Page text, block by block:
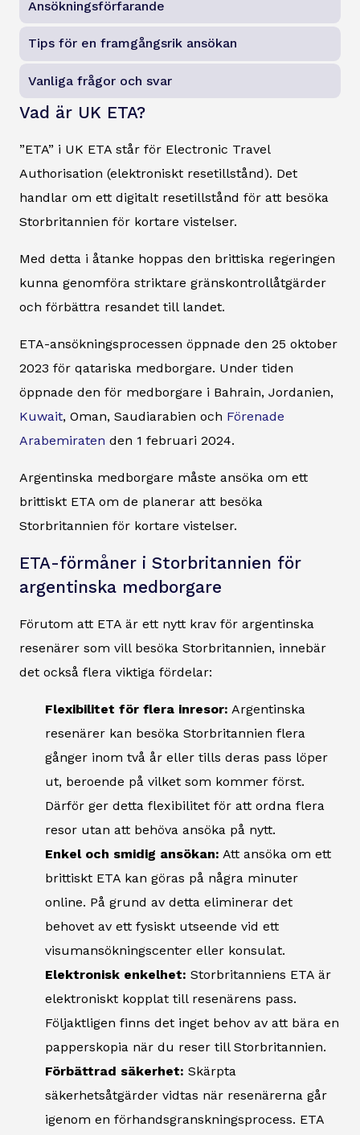
Ansökningsförfarande
Tips för en framgångsrik ansökan
Vanliga frågor och svar
Vad är UK ETA?
”ETA” i UK ETA står för Electronic Travel
Authorisation (elektroniskt resetillstånd). Det
handlar om ett digitalt resetillstånd för att besöka
Storbritannien för kortare vistelser.
Med detta i åtanke hoppas den brittiska regeringen
kunna genomföra striktare gränskontrollåtgärder
och förbättra resandet till landet.
ETA-ansökningsprocessen öppnade den 25 oktober
2023 för qatariska medborgare. Under tiden
öppnade den för medborgare i Bahrain, Jordanien,
Kuwait, Oman, Saudiarabien och Förenade
Arabemiraten den 1 februari 2024.
Argentinska medborgare måste ansöka om ett
brittiskt ETA om de planerar att besöka
Storbritannien för kortare vistelser.
ETA-förmåner i Storbritannien för
argentinska medborgare
Förutom att ETA är ett nytt krav för argentinska
resenärer som vill besöka Storbritannien, innebär
det också flera viktiga fördelar:
Flexibilitet för flera inresor: Argentinska
resenärer kan besöka Storbritannien flera
gånger inom två år eller tills deras pass löper
ut, beroende på vilket som kommer först.
Därför ger detta flexibilitet för att ordna flera
resor utan att behöva ansöka på nytt.
Enkel och smidig ansökan: Att ansöka om ett
brittiskt ETA kan göras på några minuter
online. På grund av detta eliminerar det
behovet av ett fysiskt utseende vid ett
visumansökningscenter eller konsulat.
Elektronisk enkelhet: Storbritanniens ETA är
elektroniskt kopplat till resenärens pass.
Följaktligen finns det inget behov av att bära en
papperskopia när du reser till Storbritannien.
Förbättrad säkerhet: Skärpta
säkerhetsåtgärder vidtas när resenärerna går
igenom en förhandsgranskningsprocess. ETA